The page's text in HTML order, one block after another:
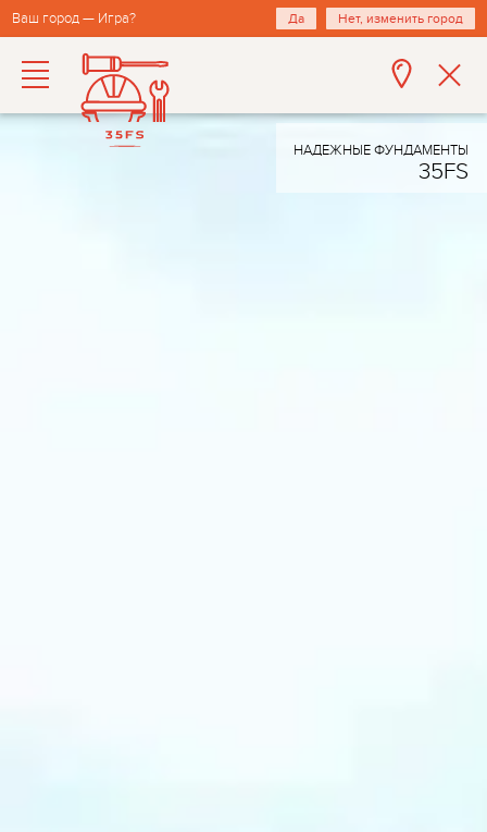
Ваш город — Игра? Да Нет, изменить город
НАДЕЖНЫЕ ФУНДАМЕНТЫ
35FS